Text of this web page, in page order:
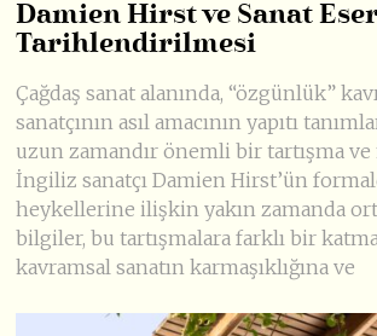
Damien Hirst ve Sanat
Tarihlendirilmesi
Çağdaş sanat alanında, “özgünlük”
sanatçının asıl amacının yapıtı
uzun zamandır önemli bir tartışma
İngiliz sanatçı Damien Hirst’ün
heykellerine ilişkin yakın zamanda
bilgiler, bu tartışmalara farklı bir
kavramsal sanatın karmaşıklığına ve